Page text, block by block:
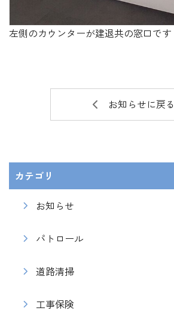
左側のカウンターが建退共の窓口です
お知らせに戻る
カテゴリ
お知らせ
パトロール
道路清掃
工事保険